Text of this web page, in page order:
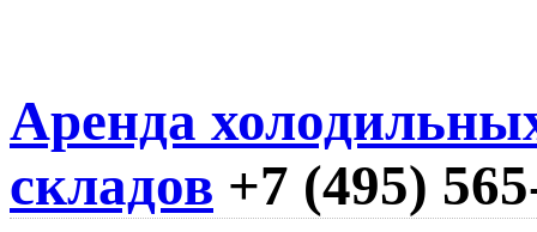
Аренда
складов +7 (495)